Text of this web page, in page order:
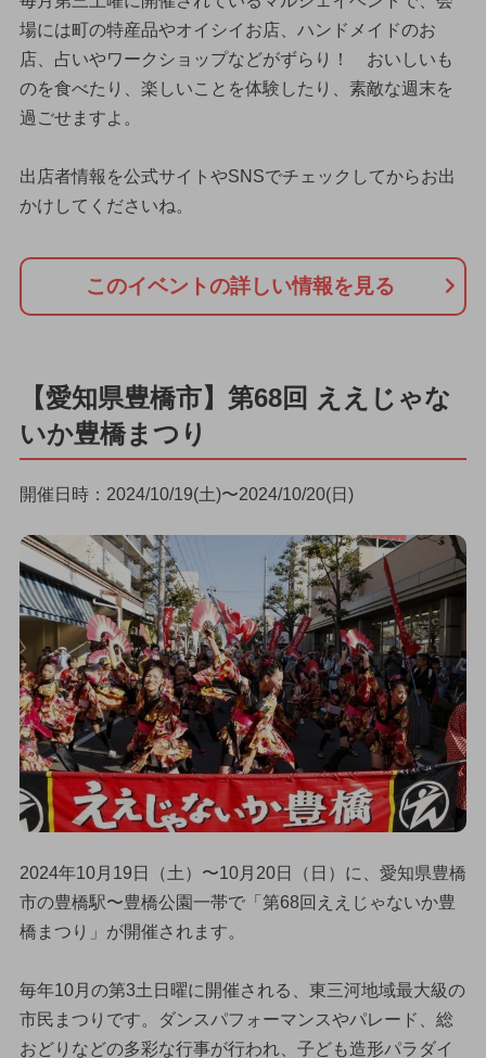
場には町の特産品やオイシイお店、ハンドメイドのお
店、占いやワークショップなどがずらり！ おいしいも
のを食べたり、楽しいことを体験したり、素敵な週末を
過ごせますよ。
出店者情報を公式サイトやSNSでチェックしてからお出
かけしてくださいね。
このイベントの詳しい情報を見る
【愛知県豊橋市】第68回 ええじゃな
いか豊橋まつり
開催日時：2024/10/19(土)〜2024/10/20(日)
2024年10月19日（土）〜10月20日（日）に、愛知県豊橋
市の豊橋駅〜豊橋公園一帯で「第68回ええじゃないか豊
橋まつり」が開催されます。
毎年10月の第3土日曜に開催される、東三河地域最大級の
市民まつりです。ダンスパフォーマンスやパレード、総
おどりなどの多彩な行事が行われ、子ども造形パラダイ